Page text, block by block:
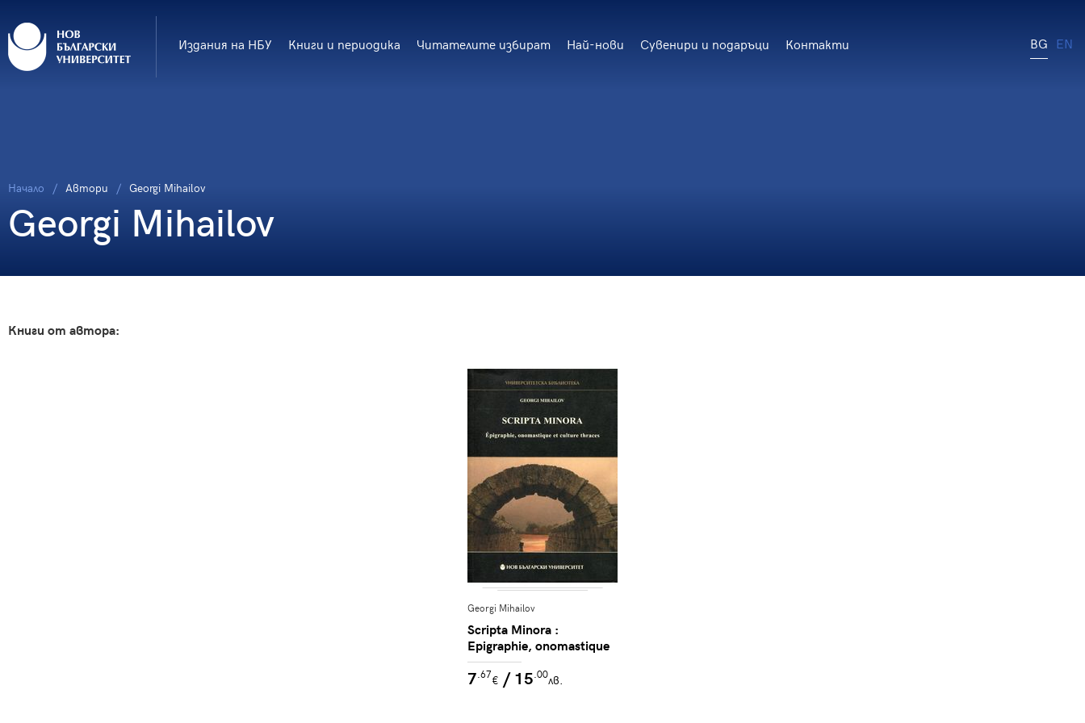
Издания на НБУ Книги и периодика Читателите избират Най-нови Сувенири и подаръци Контакти BG EN
Начало Автори Georgi Mihailov
Georgi Mihailov
Книги от автора:
Georgi Mihailov
Scripta Minora :
Epigraphie, onomastique
et culture thraces
7 .67€ / 15 .00лв.